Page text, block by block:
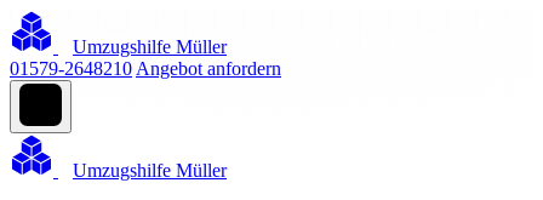
Umzugshilfe Müller
01579-2648210 Angebot anfordern
Umzugshilfe Müller